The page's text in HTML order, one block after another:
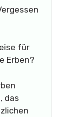
für
Erben?
das